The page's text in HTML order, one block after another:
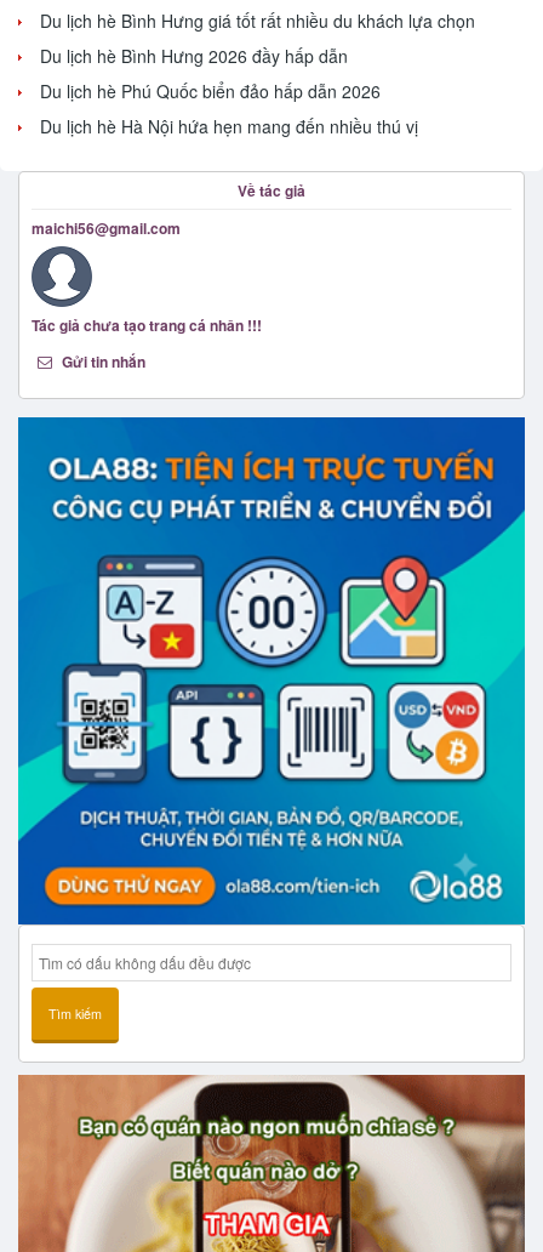
Du lịch hè Bình Hưng giá tốt rất nhiều du khách lựa chọn
Du lịch hè Bình Hưng 2026 đầy hấp dẫn
Du lịch hè Phú Quốc biển đảo hấp dẫn 2026
Du lịch hè Hà Nội hứa hẹn mang đến nhiều thú vị
Về tác giả
maichi56@gmail.com
Tác giả chưa tạo trang cá nhân !!!
Gửi tin nhắn
Tìm kiếm